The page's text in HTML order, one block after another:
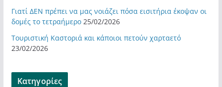
Γιατί ΔΕΝ πρέπει να μας νοιάζει πόσα εισιτήρια έκοψαν οι
δομές το τετραήμερο 25/02/2026
Τουριστική Καστοριά και κάποιοι πετούν χαρταετό
23/02/2026
Kατηγορίες